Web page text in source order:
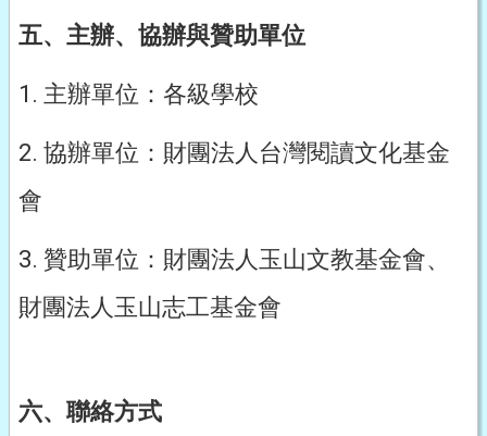
五、主辦、協辦與贊助單位
1. 主辦單位：各級學校
2. 協辦單位：財團法人台灣閱讀文化基金
會
3. 贊助單位：財團法人玉山文教基金會、
財團法人玉山志工基金會
六、聯絡方式